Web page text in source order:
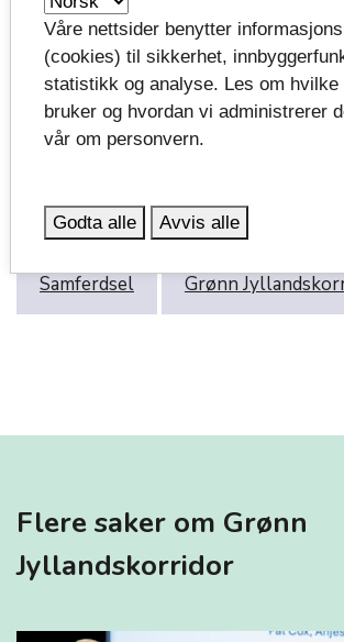
Grønn Jyllandskorridor er glade for å
samarbeidspartner som DB Cargo, og
å være en samarbeidspartner og en
foralle som bidrar i prosjektet, sier Lina
Ehnmark.
Emneord:
Samferdsel Grønn
Flere saker om Grønn
Jyllandskorridor
Våre nettsider benytter
(cookies) til sikkerhet,
statistikk og analyse. Les om hvilke
bruker og hvordan vi administrerer
vår om personvern.
Godta alle Avvis alle